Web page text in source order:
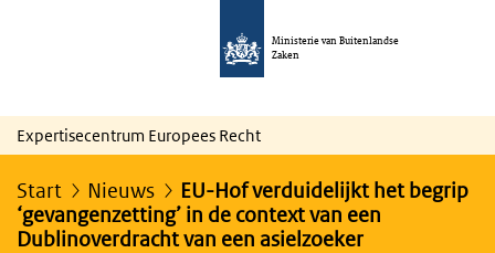
Ministerie van Buitenlandse
Zaken
Expertisecentrum Europees Recht
Start Nieuws
EU-Hof verduidelijkt het begrip
‘gevangenzetting’ in de context van een
Dublinoverdracht van een asielzoeker